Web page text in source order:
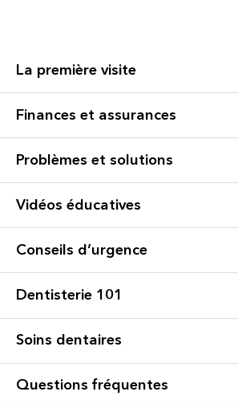
La première visite
Finances et assurances
Problèmes et solutions
Vidéos éducatives
Conseils d’urgence
Dentisterie 101
Soins dentaires
Questions fréquentes